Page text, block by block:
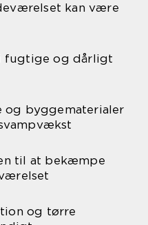
kan være
fugtige og dårligt
og byggematerialer
til at bekæmpe
og tørre